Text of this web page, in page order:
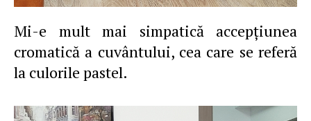
Mi-e mult mai simpatică accepţiunea
cromatică a cuvântului, cea care se referă
la culorile pastel.